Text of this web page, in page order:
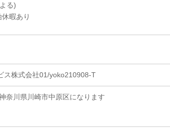
る)
暇あり
ス株式会社01/yoko210908-T
奈川県川崎市中原区になります